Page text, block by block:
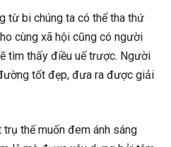
từ bi chúng ta có thể tha thứ
cùng xã hội cũng có người
tìm thấy điều uế trược. Người
tốt đẹp, đưa ra được giải
thế muốn đem ánh sáng